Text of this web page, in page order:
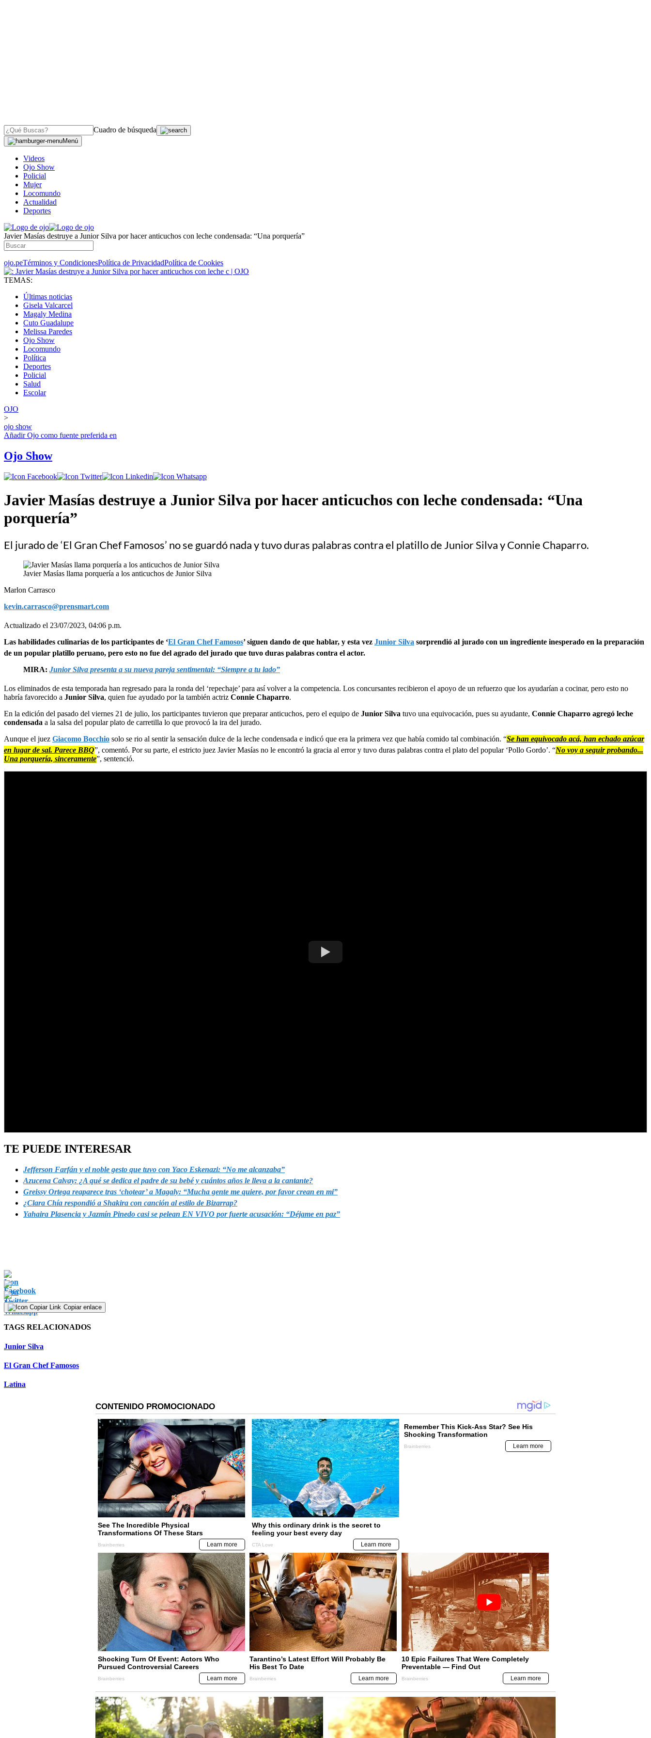
Cuadro de búsqueda
Menú
Videos
Ojo Show
Policial
Mujer
Locomundo
Actualidad
Deportes
Javier Masías destruye a Junior Silva por hacer anticuchos con leche condensada: “Una porquería”
ojo.peTérminos y CondicionesPolítica de PrivacidadPolítica de Cookies
TEMAS:
Últimas noticias
Gisela Valcarcel
Magaly Medina
Cuto Guadalupe
Melissa Paredes
Ojo Show
Locomundo
Política
Deportes
Policial
Salud
Escolar
OJO
>
ojo show
AñadirOjo como fuente preferida en
Ojo Show
Javier Masías destruye a Junior Silva por hacer anticuchos con leche condensada: “Una
porquería”
El jurado de ‘El Gran Chef Famosos’ no se guardó nada y tuvo duras palabras contra el platillo de Junior Silva y Connie Chaparro.
Javier Masías llama porquería a los anticuchos de Junior Silva
Marlon Carrasco
kevin.carrasco@prensmart.com
Actualizado el 23/07/2023, 04:06 p.m.
Las habilidades culinarias de los participantes de ‘El Gran Chef Famosos’ siguen dando de que hablar, y esta vez Junior Silva sorprendió al jurado con un ingrediente inesperado en la preparación
de un popular platillo peruano, pero esto no fue del agrado del jurado que tuvo duras palabras contra el actor.
MIRA: Junior Silva presenta a su nueva pareja sentimental: “Siempre a tu lado”
Los eliminados de esta temporada han regresado para la ronda del ‘repechaje’ para así volver a la competencia. Los concursantes recibieron el apoyo de un refuerzo que los ayudarían a cocinar, pero esto no
habría favorecido a Junior Silva, quien fue ayudado por la también actriz Connie Chaparro.
En la edición del pasado del viernes 21 de julio, los participantes tuvieron que preparar anticuchos, pero el equipo de Junior Silva tuvo una equivocación, pues su ayudante, Connie Chaparro agregó leche
condensada a la salsa del popular plato de carretilla lo que provocó la ira del jurado.
Aunque el juez Giacomo Bocchio solo se rio al sentir la sensación dulce de la leche condensada e indicó que era la primera vez que había comido tal combinación. “Se han equivocado acá, han echado azúcar
en lugar de sal. Parece BBQ”, comentó. Por su parte, el estricto juez Javier Masías no le encontró la gracia al error y tuvo duras palabras contra el plato del popular ‘Pollo Gordo’. “No voy a seguir probando...
Una porquería, sinceramente”, sentenció.
TE PUEDE INTERESAR
Jefferson Farfán y el noble gesto que tuvo con Yaco Eskenazi: “No me alcanzaba”
Azucena Calvay: ¿A qué se dedica el padre de su bebé y cuántos años le lleva a la cantante?
Greissy Ortega reaparece tras ‘chotear’ a Magaly: “Mucha gente me quiere, por favor crean en mi”
¿Clara Chía respondió a Shakira con canción al estilo de Bizarrap?
Yahaira Plasencia y Jazmín Pinedo casi se pelean EN VIVO por fuerte acusación: “Déjame en paz”
Copiar enlace
TAGS RELACIONADOS
Junior Silva
El Gran Chef Famosos
Latina